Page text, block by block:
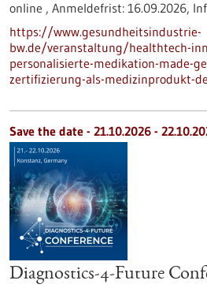
online , Anmeldefrist: 16.09.2026,
https://www.gesundheitsindustrie-
bw.de/veranstaltung/healthtech-
personalisierte-medikation-made-
zertifizierung-als-medizinprodukt-
Save the date - 21.10.2026 -
Diagnostics-4-Future